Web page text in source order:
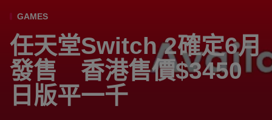
GAMES
任天堂Switch 2確定6月
發售 香港售價$3450
日版平一千